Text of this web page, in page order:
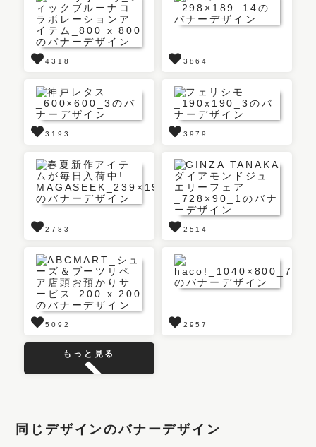
4318 3864
3193 3979
2783 2514
5092 2957
もっと見る
同じデザインのバナーデザイン